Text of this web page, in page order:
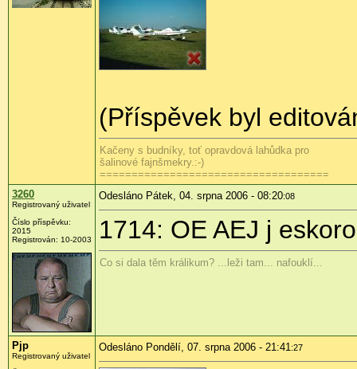
(Příspěvek byl
Kačeny s budníky, toť opravdová lahůdka pro
šalinové fajnšmekry.:-)
====================================
3260
Registrovaný uživatel
Číslo příspěvku:
2015
Registrován: 10-2003
Odesláno Pátek, 04. srpna 2006 - 08:20:08
1714: OE AEJ j
Co si dala těm králikum? ...leži tam... nafouklí...
Pjp
Registrovaný uživatel
Odesláno Pondělí, 07. srpna 2006 - 21:41:27